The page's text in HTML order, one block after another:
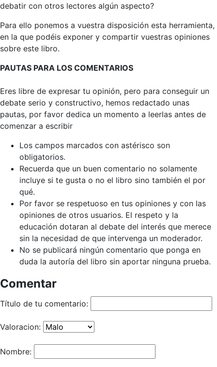
debatir con otros lectores algún aspecto?
Para ello ponemos a vuestra disposición esta herramienta,
en la que podéis exponer y compartir vuestras opiniones
sobre este libro.
PAUTAS PARA LOS COMENTARIOS
Eres libre de expresar tu opinión, pero para conseguir un
debate serio y constructivo, hemos redactado unas
pautas, por favor dedica un momento a leerlas antes de
comenzar a escribir
Los campos marcados con astérisco son
obligatorios.
Recuerda que un buen comentario no solamente
incluye si te gusta o no el libro sino también el por
qué.
Por favor se respetuoso en tus opiniones y con las
opiniones de otros usuarios. El respeto y la
educación dotaran al debate del interés que merece
sin la necesidad de que intervenga un moderador.
No se publicará ningún comentario que ponga en
duda la autoría del libro sin aportar ninguna prueba.
Comentar
Título de tu comentario:
Valoracion:
Nombre: